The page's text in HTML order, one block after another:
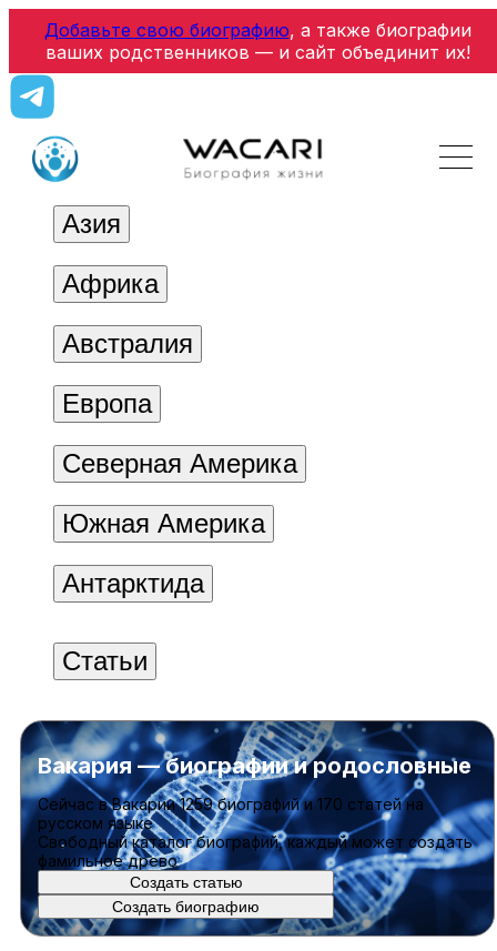
Добавьте свою биографию, а также биографии
ваших родственников — и сайт объединит их!
Азия
Африка
Австралия
Европа
Северная Америка
Южная Америка
Антарктида
Статьи
Вакария — биографии и родословные
Cейчас в Вакарии1259 биографийи170 статейна
русском языке
Свободный каталог биографий, каждый может создать
фамильное древо
Создать статью
Создать биографию